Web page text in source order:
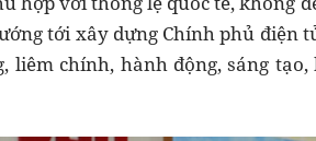
tới xây dựng Chính phủ điện
liêm chính, hành động, sáng